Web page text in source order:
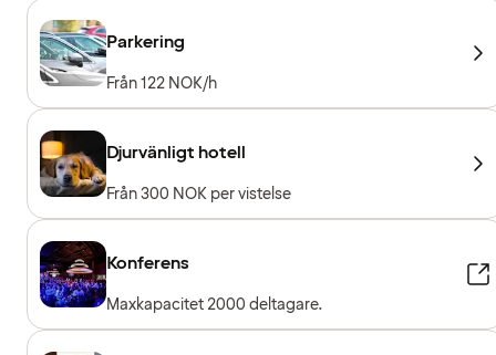
Parkering
Från 122 NOK/h
Djurvänligt hotell
Från 300 NOK per vistelse
Konferens
Maxkapacitet 2000 deltagare.